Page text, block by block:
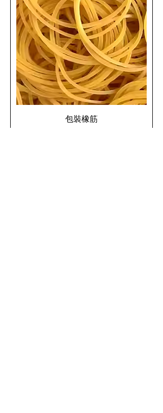
包裝橡筋